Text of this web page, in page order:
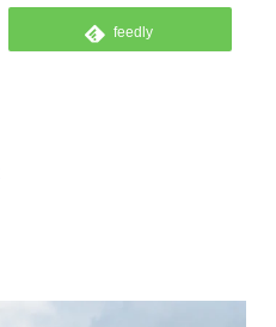
feedly